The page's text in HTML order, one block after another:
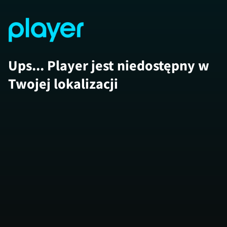
Ups... Player jest niedostępny w
Twojej lokalizacji